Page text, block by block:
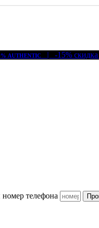
AUTHENTIC
| -15% скидка
номер телефона